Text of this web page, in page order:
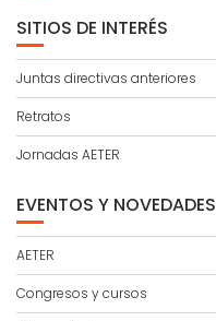
SITIOS DE INTERÉS
Juntas directivas anteriores
Retratos
Jornadas AETER
EVENTOS Y NOVEDADES
AETER
Congresos y cursos